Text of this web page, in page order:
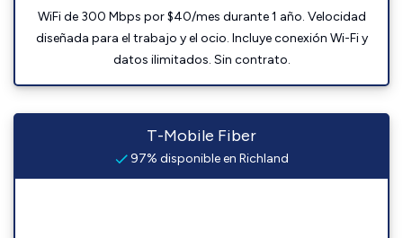
WiFi de 300 Mbps por $40/mes durante 1 año. Velocidad
diseñada para el trabajo y el ocio. Incluye conexión Wi-Fi y
datos ilimitados. Sin contrato.
T-Mobile Fiber
97% disponible en Richland